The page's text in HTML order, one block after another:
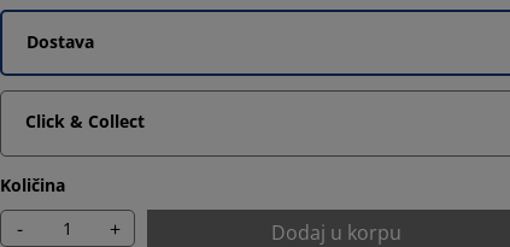
Dostava
Click & Collect
Količina
- + Dodaj u korpu